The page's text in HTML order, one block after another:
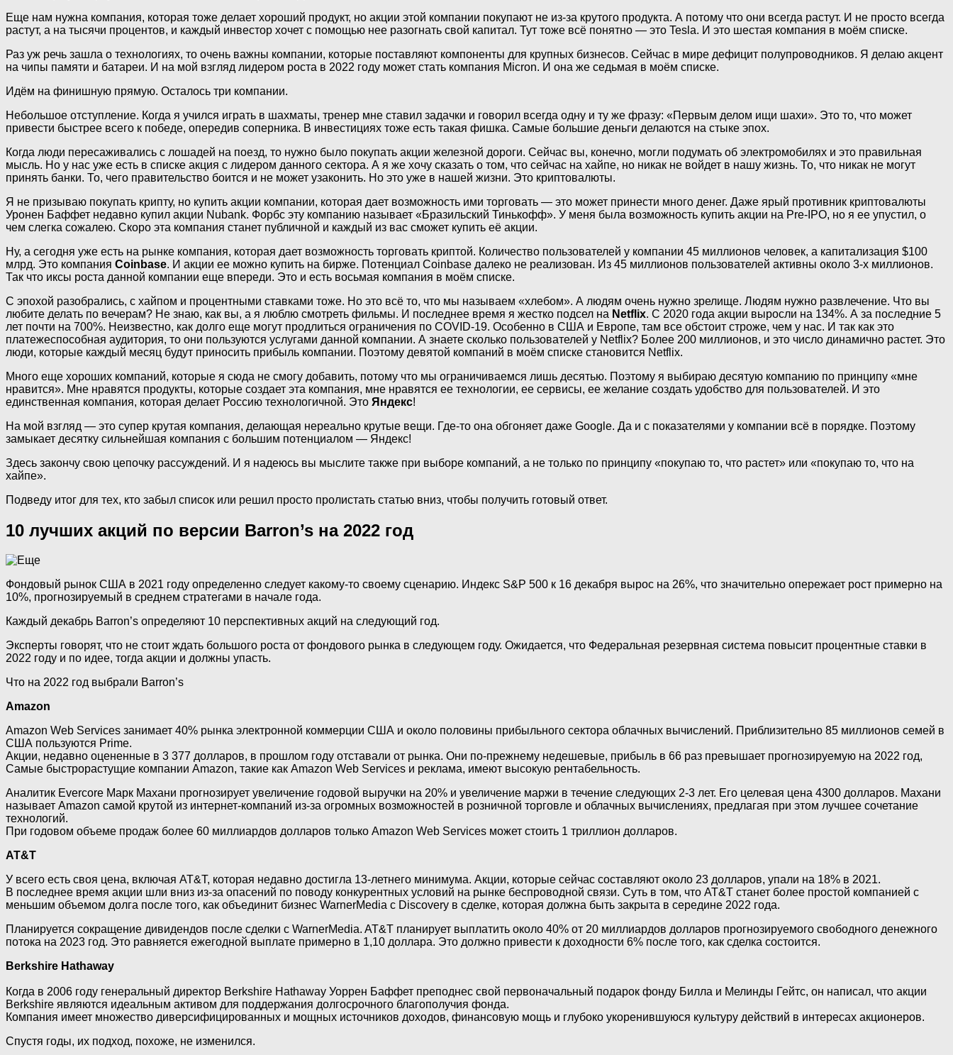
Еще нам нужна компания, которая тоже делает хороший продукт, но акции этой компании покупают не из-за крутого продукта. А потому что они всегда растут. И не просто всегда
растут, а на тысячи процентов, и каждый инвестор хочет с помощью нее разогнать свой капитал. Тут тоже всё понятно — это Tesla. И это шестая компания в моём списке.
Раз уж речь зашла о технологиях, то очень важны компании, которые поставляют компоненты для крупных бизнесов. Сейчас в мире дефицит полупроводников. Я делаю акцент
на чипы памяти и батареи. И на мой взгляд лидером роста в 2022 году может стать компания Micron. И она же седьмая в моём списке.
Идём на финишную прямую. Осталось три компании.
Небольшое отступление. Когда я учился играть в шахматы, тренер мне ставил задачки и говорил всегда одну и ту же фразу: «Первым делом ищи шахи». Это то, что может
привести быстрее всего к победе, опередив соперника. В инвестициях тоже есть такая фишка. Самые большие деньги делаются на стыке эпох.
Когда люди пересаживались с лошадей на поезд, то нужно было покупать акции железной дороги. Сейчас вы, конечно, могли подумать об электромобилях и это правильная
мысль. Но у нас уже есть в списке акция с лидером данного сектора. А я же хочу сказать о том, что сейчас на хайпе, но никак не войдет в нашу жизнь. То, что никак не могут
принять банки. То, чего правительство боится и не может узаконить. Но это уже в нашей жизни. Это криптовалюты.
Я не призываю покупать крипту, но купить акции компании, которая дает возможность ими торговать — это может принести много денег. Даже ярый противник криптовалюты
Уронен Баффет недавно купил акции Nubank. Форбс эту компанию называет «Бразильский Тинькофф». У меня была возможность купить акции на Pre-IPO, но я ее упустил, о
чем слегка сожалею. Скоро эта компания станет публичной и каждый из вас сможет купить её акции.
Ну, а сегодня уже есть на рынке компания, которая дает возможность торговать криптой. Количество пользователей у компании 45 миллионов человек, а капитализация $100
млрд. Это компания Coinbase. И акции ее можно купить на бирже. Потенциал Coinbase далеко не реализован. Из 45 миллионов пользователей активны около 3-х миллионов.
Так что иксы роста данной компании еще впереди. Это и есть восьмая компания в моём списке.
С эпохой разобрались, с хайпом и процентными ставками тоже. Но это всё то, что мы называем «хлебом». А людям очень нужно зрелище. Людям нужно развлечение. Что вы
любите делать по вечерам? Не знаю, как вы, а я люблю смотреть фильмы. И последнее время я жестко подсел на Netflix. С 2020 года акции выросли на 134%. А за последние 5
лет почти на 700%. Неизвестно, как долго еще могут продлиться ограничения по COVID-19. Особенно в США и Европе, там все обстоит строже, чем у нас. И так как это
платежеспособная аудитория, то они пользуются услугами данной компании. А знаете сколько пользователей у Netflix? Более 200 миллионов, и это число динамично растет. Это
люди, которые каждый месяц будут приносить прибыль компании. Поэтому девятой компаний в моём списке становится Netflix.
Много еще хороших компаний, которые я сюда не смогу добавить, потому что мы ограничиваемся лишь десятью. Поэтому я выбираю десятую компанию по принципу «мне
нравится». Мне нравятся продукты, которые создает эта компания, мне нравятся ее технологии, ее сервисы, ее желание создать удобство для пользователей. И это
единственная компания, которая делает Россию технологичной. Это Яндекс!
На мой взгляд — это супер крутая компания, делающая нереально крутые вещи. Где-то она обгоняет даже Google. Да и с показателями у компании всё в порядке. Поэтому
замыкает десятку сильнейшая компания с большим потенциалом — Яндекс!
Здесь закончу свою цепочку рассуждений. И я надеюсь вы мыслите также при выборе компаний, а не только по принципу «покупаю то, что растет» или «покупаю то, что на
хайпе».
Подведу итог для тех, кто забыл список или решил просто пролистать статью вниз, чтобы получить готовый ответ.
10 лучших акций по версии Barron’s на 2022 год
Фондовый рынок США в 2021 году определенно следует какому-то своему сценарию. Индекс S&P 500 к 16 декабря вырос на 26%, что значительно опережает рост примерно на
10%, прогнозируемый в среднем стратегами в начале года.
Каждый декабрь Barron’s определяют 10 перспективных акций на следующий год.
Эксперты говорят, что не стоит ждать большого роста от фондового рынка в следующем году. Ожидается, что Федеральная резервная система повысит процентные ставки в
2022 году и по идее, тогда акции и должны упасть.
Что на 2022 год выбрали Barron’s
Amazon
Amazon Web Services занимает 40% рынка электронной коммерции США и около половины прибыльного сектора облачных вычислений. Приблизительно 85 миллионов семей в
США пользуются Prime.
Акции, недавно оцененные в 3 377 долларов, в прошлом году отставали от рынка. Они по-прежнему недешевые, прибыль в 66 раз превышает прогнозируемую на 2022 год,
Самые быстрорастущие компании Amazon, такие как Amazon Web Services и реклама, имеют высокую рентабельность.
Аналитик Evercore Марк Махани прогнозирует увеличение годовой выручки на 20% и увеличение маржи в течение следующих 2-3 лет. Его целевая цена 4300 долларов. Махани
называет Amazon самой крутой из интернет-компаний из-за огромных возможностей в розничной торговле и облачных вычислениях, предлагая при этом лучшее сочетание
технологий.
При годовом объеме продаж более 60 миллиардов долларов только Amazon Web Services может стоить 1 триллион долларов.
AT&T
У всего есть своя цена, включая AT&T, которая недавно достигла 13-летнего минимума. Акции, которые сейчас составляют около 23 долларов, упали на 18% в 2021.
В последнее время акции шли вниз из-за опасений по поводу конкурентных условий на рынке беспроводной связи. Суть в том, что AT&T станет более простой компанией с
меньшим объемом долга после того, как объединит бизнес WarnerMedia с Discovery в сделке, которая должна быть закрыта в середине 2022 года.
Планируется сокращение дивидендов после сделки с WarnerMedia. AT&T планирует выплатить около 40% от 20 миллиардов долларов прогнозируемого свободного денежного
потока на 2023 год. Это равняется ежегодной выплате примерно в 1,10 доллара. Это должно привести к доходности 6% после того, как сделка состоится.
Berkshire Hathaway
Когда в 2006 году генеральный директор Berkshire Hathaway Уоррен Баффет преподнес свой первоначальный подарок фонду Билла и Мелинды Гейтс, он написал, что акции
Berkshire являются идеальным активом для поддержания долгосрочного благополучия фонда.
Компания имеет множество диверсифицированных и мощных источников доходов, финансовую мощь и глубоко укоренившуюся культуру действий в интересах акционеров.
Спустя годы, их подход, похоже, не изменился.